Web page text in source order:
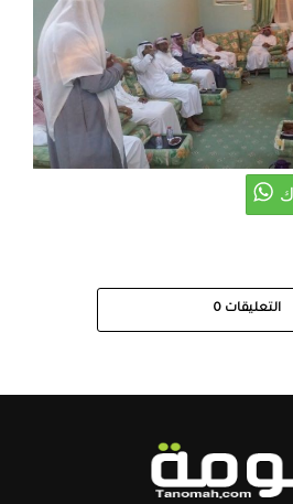
التعليقات 0